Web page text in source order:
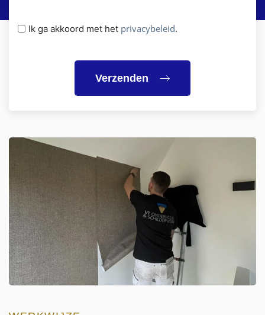
(Vereist)
Ik ga akkoord met het privacybeleid.